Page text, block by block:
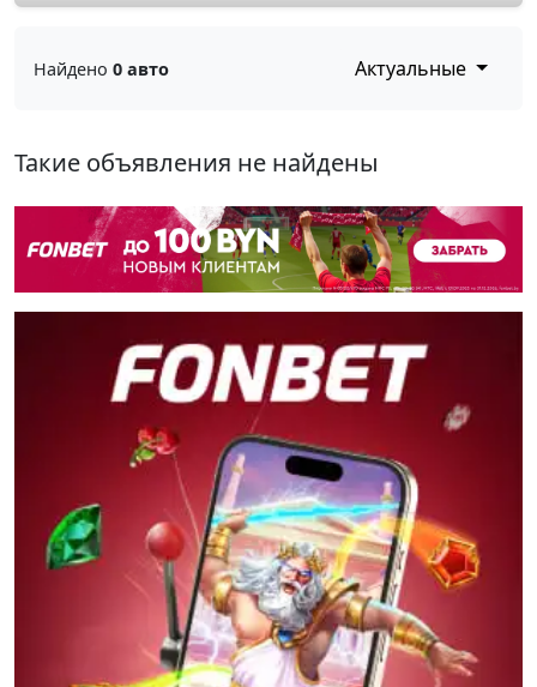
Найдено 0 авто Актуальные
Такие объявления не найдены